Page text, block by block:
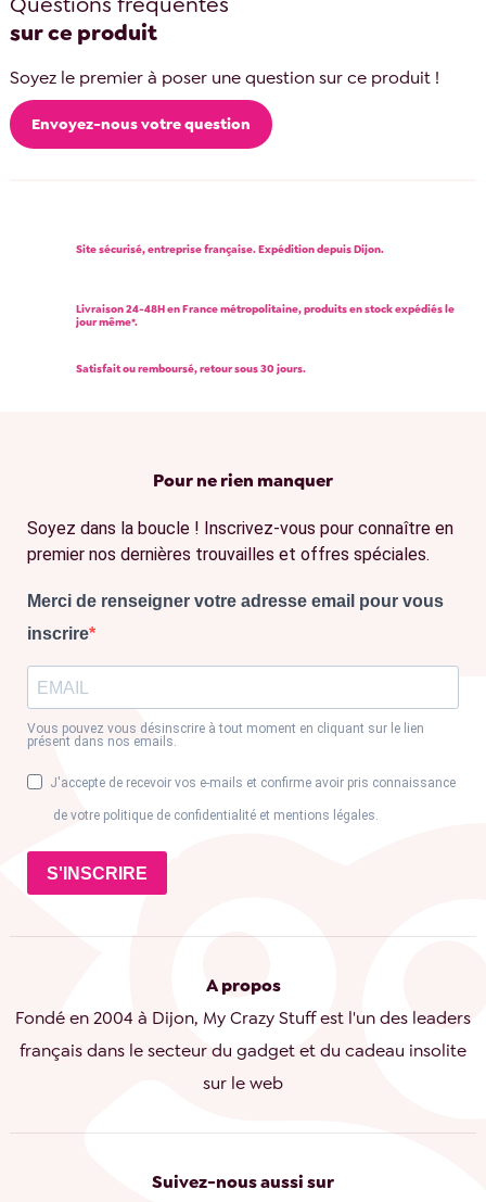
sur ce produit
Soyez le premier à poser une question sur ce produit !
Envoyez-nous votre question
Site sécurisé, entreprise française. Expédition depuis Dijon.
Livraison 24-48H en France métropolitaine, produits en stock expédiés le
jour même*.
Satisfait ou remboursé, retour sous 30 jours.
Pour ne rien manquer
Soyez dans la boucle ! Inscrivez-vous pour connaître en
premier nos dernières trouvailles et offres spéciales.
Merci de renseigner votre adresse email pour vous
inscrire
Vous pouvez vous désinscrire à tout moment en cliquant sur le lien
présent dans nos emails.
J'accepte de recevoir vos e-mails et confirme avoir pris connaissance
de votre politique de confidentialité et mentions légales.
S'INSCRIRE
A propos
Fondé en 2004 à Dijon, My Crazy Stuff est l'un des leaders
français dans le secteur du gadget et du cadeau insolite
sur le web
Suivez-nous aussi sur